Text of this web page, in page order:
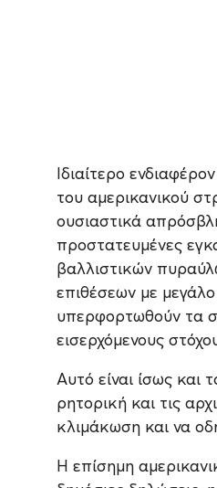
Ιδιαίτερο
του αμερικανικού
ουσιαστικά
προστατευμένες
βαλλιστικών
επιθέσεων με
υπερφορτωθούν τα
εισερχόμενους
Αυτό είναι ίσως και
ρητορική και τις
κλιμάκωση και να
Η επίσημη